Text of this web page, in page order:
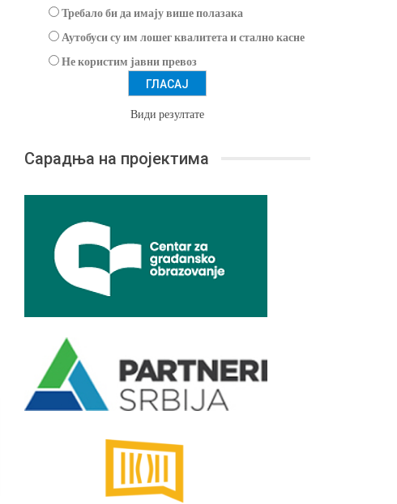
Требало би да имају више полазака
Аутобуси су им лошег квалитета и стално касне
Не користим јавни превоз
Види резултате
Сарадња на пројектима